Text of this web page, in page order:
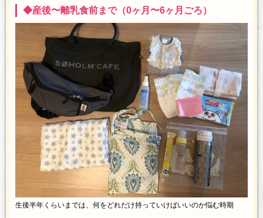
◆産後〜離乳食前まで（0ヶ月〜6ヶ月ごろ）
生後半年くらいまでは、何をどれだけ持っていけばいいのか悩む時期